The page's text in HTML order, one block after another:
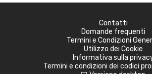
Contatti
Domande frequenti
Termini e Condizioni
Utilizzo dei Cookie
Informativa sulla
Termini e condizioni dei codici